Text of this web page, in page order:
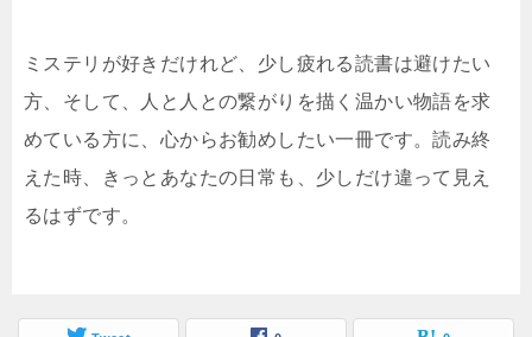
ミステリが好きだけれど、少し疲れる読書は避けたい
方、そして、人と人との繋がりを描く温かい物語を求
めている方に、心からお勧めしたい一冊です。読み終
えた時、きっとあなたの日常も、少しだけ違って見え
るはずです。